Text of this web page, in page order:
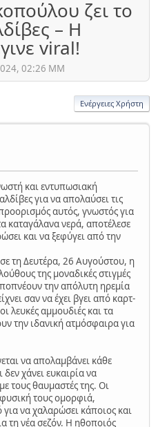
ζει το
– Η
viral!
02:26 ΜΜ
Ενέργειες Χρήστη
και εντυπωσιακή
για να απολαύσει τις
αυτός, γνωστός για
καταγάλανα νερά, αποτέλεσε
και να ξεφύγει από την
τη Δευτέρα, 26 Αυγούστου, η
της μοναδικές στιγμές
την απόλυτη ηρεμία
σαν να έχει βγει από καρτ-
λευκές αμμουδιές και τα
την ιδανική ατμόσφαιρα για
να απολαμβάνει κάθε
χάνει ευκαιρία να
τους θαυμαστές της. Οι
τους ομορφιά,
να χαλαρώσει κάποιος και
τη νέα σεζόν. Η ηθοποιός